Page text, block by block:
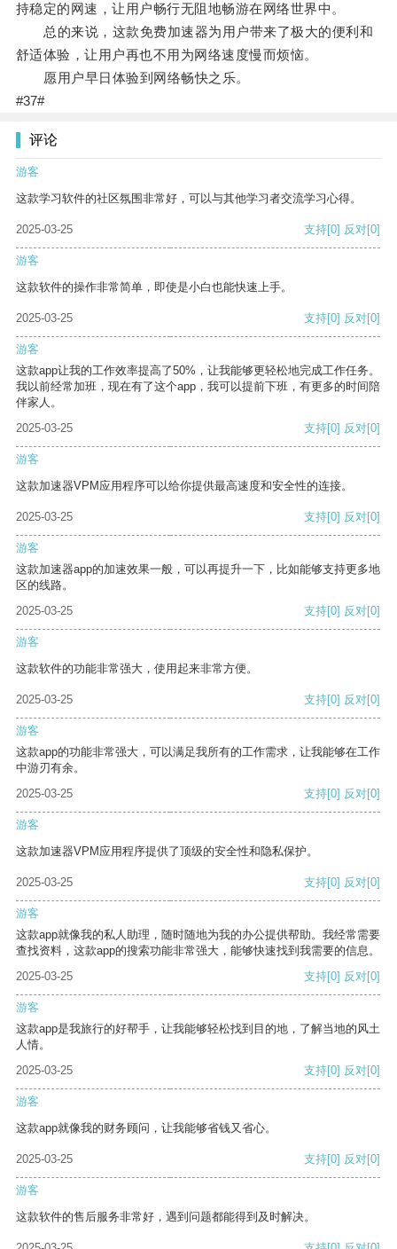
持稳定的网速，让用户畅行无阻地畅游在网络世界中。
总的来说，这款免费加速器为用户带来了极大的便利和
舒适体验，让用户再也不用为网络速度慢而烦恼。
愿用户早日体验到网络畅快之乐。
#37#
评论
游客
这款学习软件的社区氛围非常好，可以与其他学习者交流学习心得。
2025-03-25 支持[0] 反对[0]
游客
这款软件的操作非常简单，即使是小白也能快速上手。
2025-03-25 支持[0] 反对[0]
游客
这款app让我的工作效率提高了50%，让我能够更轻松地完成工作任务。
我以前经常加班，现在有了这个app，我可以提前下班，有更多的时间陪
伴家人。
2025-03-25
支持[0] 反对[0]
游客
这款加速器VPM应用程序可以给你提供最高速度和安全性的连接。
2025-03-25 支持[0] 反对[0]
游客
这款加速器app的加速效果一般，可以再提升一下，比如能够支持更多地
区的线路。
2025-03-25
支持[0] 反对[0]
游客
这款软件的功能非常强大，使用起来非常方便。
2025-03-25 支持[0] 反对[0]
游客
这款app的功能非常强大，可以满足我所有的工作需求，让我能够在工作
中游刃有余。
2025-03-25
支持[0] 反对[0]
游客
这款加速器VPM应用程序提供了顶级的安全性和隐私保护。
2025-03-25 支持[0] 反对[0]
游客
这款app就像我的私人助理，随时随地为我的办公提供帮助。我经常需要
查找资料，这款app的搜索功能非常强大，能够快速找到我需要的信息。
2025-03-25
支持[0] 反对[0]
游客
这款app是我旅行的好帮手，让我能够轻松找到目的地，了解当地的风土
人情。
2025-03-25
支持[0] 反对[0]
游客
这款app就像我的财务顾问，让我能够省钱又省心。
2025-03-25 支持[0] 反对[0]
游客
这款软件的售后服务非常好，遇到问题都能得到及时解决。